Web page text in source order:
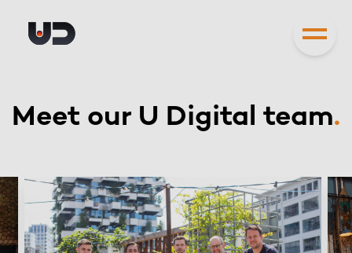
Meet our U Digital team.